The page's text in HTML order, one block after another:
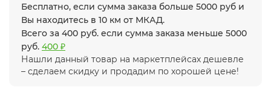
Бесплатно, если сумма заказа больше 5000 руб и
Вы находитесь в 10 км от МКАД.
Всего за 400 руб. если сумма заказа меньше 5000
руб. 400 ₽
Нашли данный товар на маркетплейсах дешевле
– сделаем скидку и продадим по хорошей цене!